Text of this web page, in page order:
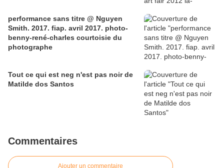
performance sans titre @ Nguyen
Smith. 2017. fiap. avril 2017. photo-
benny-rené-charles courtoisie du
photographe
Tout ce qui est neg n'est pas noir de
Matilde dos Santos
Commentaires
Ajouter un commentaire